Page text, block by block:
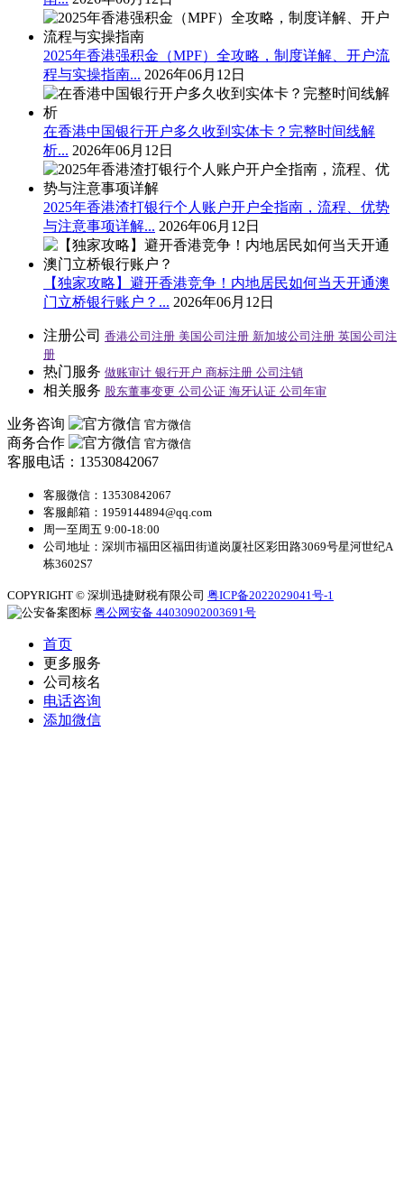
2025年香港强积金（MPF）全攻略，制度详解、开户流
程与实操指南... 2026年06月12日
在香港中国银行开户多久收到实体卡？完整时间线解
析... 2026年06月12日
2025年香港渣打银行个人账户开户全指南，流程、优势
与注意事项详解... 2026年06月12日
【独家攻略】避开香港竞争！内地居民如何当天开通澳
门立桥银行账户？... 2026年06月12日
注册公司 香港公司注册 美国公司注册 新加坡公司注册 英国公司注
册
热门服务 做账审计 银行开户 商标注册 公司注销
相关服务 股东董事变更 公司公证 海牙认证 公司年审
业务咨询 官方微信
商务合作 官方微信
客服电话：13530842067
客服微信：13530842067
客服邮箱：1959144894@qq.com
周一至周五 9:00-18:00
公司地址：深圳市福田区福田街道岗厦社区彩田路3069号星河世纪A
栋3602S7
COPYRIGHT © 深圳迅捷财税有限公司 粤ICP备2022029041号-1
粤公网安备 44030902003691号
首页
更多服务
公司核名
电话咨询
添加微信